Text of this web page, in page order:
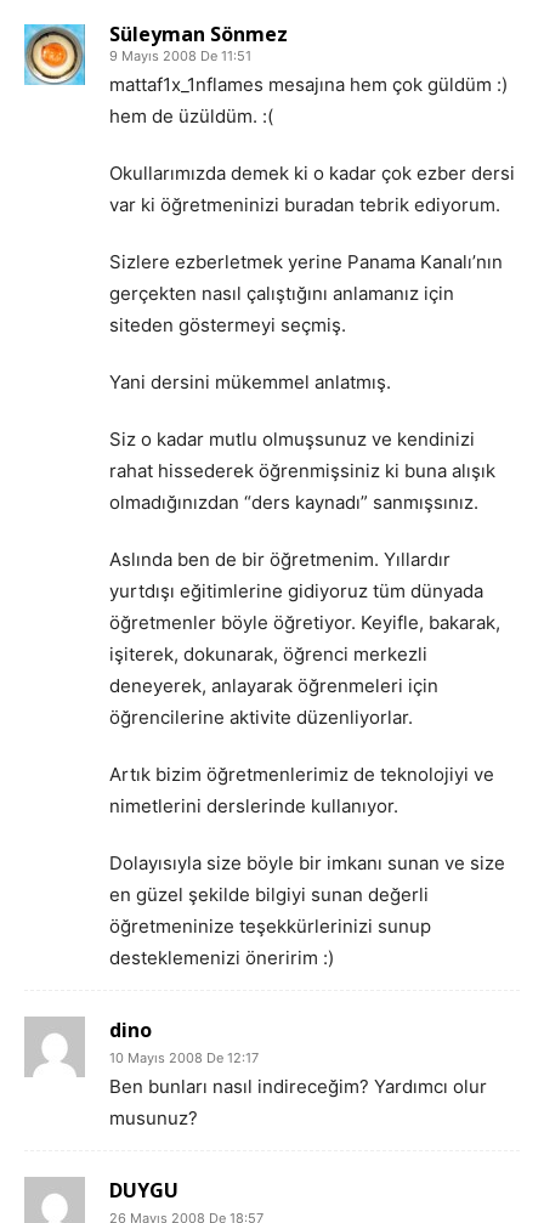
Süleyman Sönmez
9 Mayıs 2008 De 11:51
mattaf1x_1nflames mesajına hem çok güldüm :)
hem de üzüldüm. :(
Okullarımızda demek ki o kadar çok ezber dersi
var ki öğretmeninizi buradan tebrik ediyorum.
Sizlere ezberletmek yerine Panama Kanalı’nın
gerçekten nasıl çalıştığını anlamanız için
siteden göstermeyi seçmiş.
Yani dersini mükemmel anlatmış.
Siz o kadar mutlu olmuşsunuz ve kendinizi
rahat hissederek öğrenmişsiniz ki buna alışık
olmadığınızdan “ders kaynadı” sanmışsınız.
Aslında ben de bir öğretmenim. Yıllardır
yurtdışı eğitimlerine gidiyoruz tüm dünyada
öğretmenler böyle öğretiyor. Keyifle, bakarak,
işiterek, dokunarak, öğrenci merkezli
deneyerek, anlayarak öğrenmeleri için
öğrencilerine aktivite düzenliyorlar.
Artık bizim öğretmenlerimiz de teknolojiyi ve
nimetlerini derslerinde kullanıyor.
Dolayısıyla size böyle bir imkanı sunan ve size
en güzel şekilde bilgiyi sunan değerli
öğretmeninize teşekkürlerinizi sunup
desteklemenizi öneririm :)
dino
10 Mayıs 2008 De 12:17
Ben bunları nasıl indireceğim? Yardımcı olur
musunuz?
DUYGU
26 Mayıs 2008 De 18:57